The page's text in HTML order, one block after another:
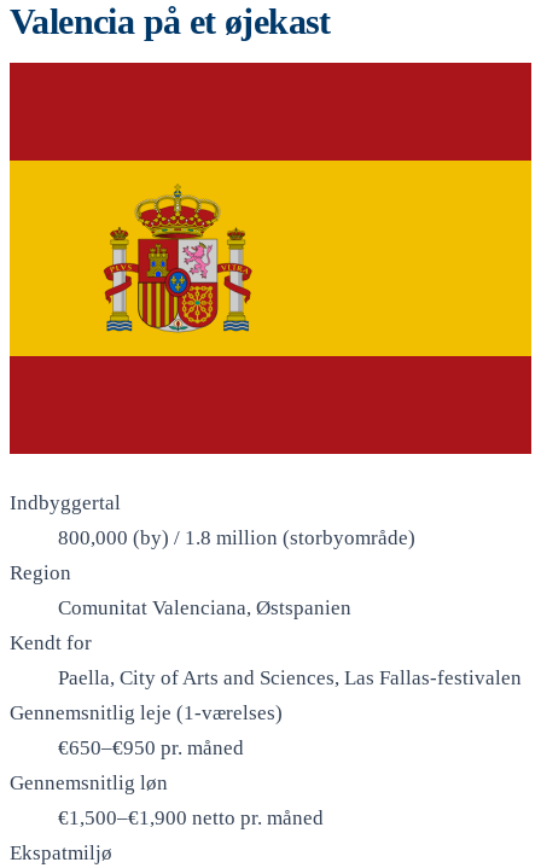
Valencia på et øjekast
Indbyggertal
800,000 (by) / 1.8 million (storbyområde)
Region
Comunitat Valenciana, Østspanien
Kendt for
Paella, City of Arts and Sciences, Las Fallas-festivalen
Gennemsnitlig leje (1-værelses)
€650–€950 pr. måned
Gennemsnitlig løn
€1,500–€1,900 netto pr. måned
Ekspatmiljø